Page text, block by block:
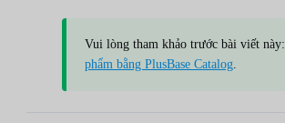
Vui lòng tham khảo trước bài viết này:
phẩm bằng PlusBase Catalog.